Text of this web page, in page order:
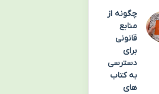
چگونه از
منابع
قانونی
برای
دسترسی
به کتاب
های